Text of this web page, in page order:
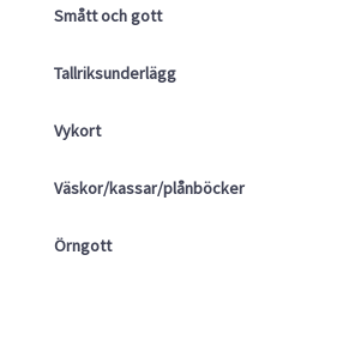
Smått och gott
Tallriksunderlägg
Vykort
Väskor/kassar/plånböcker
Örngott